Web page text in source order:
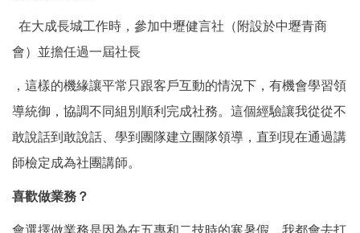
在大成長城工作時，參加中壢健言社（附設於中壢青商
會）並擔任過一屆社長
，這樣的機緣讓平常只跟客戶互動的情況下，有機會學習領
導統御，協調不同組別順利完成社務。這個經驗讓我從從不
敢說話到敢說話、學到團隊建立團隊領導，直到現在通過講
師檢定成為社團講師。
喜歡做業務？
會選擇做業務是因為在五專和二技時的寒暑假，我都會去打